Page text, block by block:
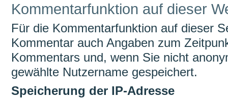
Kommentarfunktion auf dieser
Für die Kommentarfunktion auf dieser
Kommentar auch Angaben zum
Kommentars und, wenn Sie nicht
gewählte Nutzername gespeichert.
Speicherung der IP-Adresse